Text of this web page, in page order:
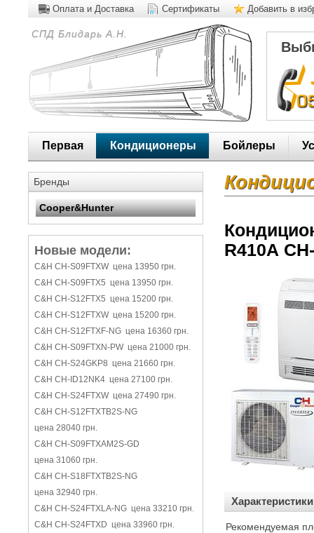
Оплата и Доставка Сертификаты Добавить в
СПД Блидарь А.Н.
Первая Кондиционеры Бойлеры
Бренды
Cooper&Hunter
Новые модели:
C&H CH-S09FTXW цена 13950 грн.
C&H CH-S09FTX5 цена 13950 грн.
C&H CH-S12FTX5 цена 15200 грн.
C&H CH-S12FTXW цена 15200 грн.
C&H CH-S12FTXF-NG цена 16360 грн.
C&H CH-S09FTXN-PW цена 21000 грн.
C&H CH-S24GKP8 цена 21660 грн.
C&H CH-ID12NK4 цена 27100 грн.
C&H CH-S24FTXW цена 27490 грн.
C&H CH-S12FTXTB2S-NG
цена 28040 грн.
C&H CH-S09FTXAM2S-GD
цена 31060 грн.
C&H CH-S18FTXTB2S-NG
цена 32940 грн.
C&H CH-S24FTXLA-NG цена 33210 грн.
C&H CH-S24FTXD цена 33960 грн.
R410А
Характеристики
Рекомендуемая